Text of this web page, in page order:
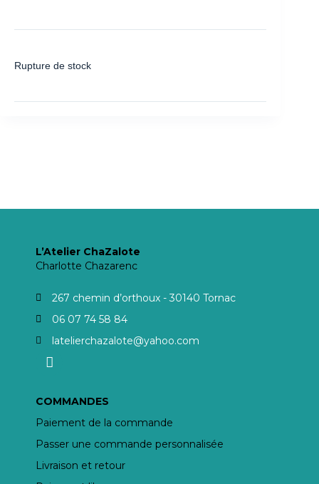
Rupture de stock
L’Atelier ChaZalote
Charlotte Chazarenc
267 chemin d’orthoux - 30140 Tornac
06 07 74 58 84
latelierchazalote@yahoo.com
COMMANDES
Paiement de la commande
Passer une commande personnalisée
Livraison et retour